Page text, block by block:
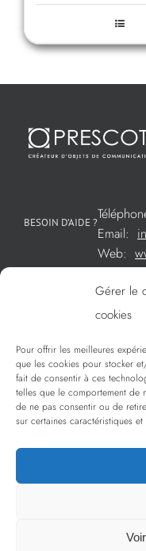
Gérer le
cookies
Pour offrir les meilleures
que les cookies pour stocker
fait de consentir à ces
telles que le comportement de
de ne pas consentir ou de
sur certaines caractéristiques
BESOIN D’AIDE ?
Email:
Web:
SOMMAIRE
Créations
Créations
La sélection
Services
Politique de